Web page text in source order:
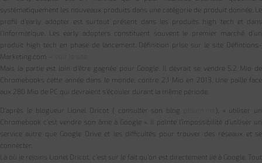
systématiquement les nouveaux produits dans une catégorie de produit donnée. Le
profil d’early adopter est surtout présent dans les produits high tech et dans
l’informatique. Les early adopters constituent souvent le premier marché d’un
produit high tech en phase de lancement. Définition prise sur le site Défintions-
Marketing.com –
Voir le site
Mais la partie est loin d’être gagnée pour Google. Il devrait se vendre 5,2 Mio de
Chromebooks cette année dans le monde, contre 2,1 Mio en 2013. Une paille face
aux 280 Mio de PC qui devraient s’écouler durant la même période.
D’après le blogueur Lionel Dricot ( consulter son blog ploum.net ), « utiliser un
Chromebook c’est vendre son âme à Google ». Il pointe l’impossibilité d’utiliser un
service autre que Google Drive et les difficultés pour trouver des réseaux et se
connecter.
Là où je rejoins Lionel Dricot, c’est sur le fait qu’on est directement lié à Google. Tout